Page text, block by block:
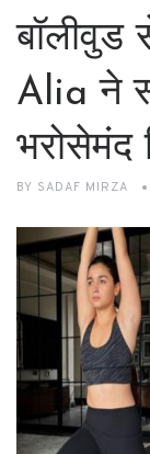
Alia ने
BY SADAF MIRZA